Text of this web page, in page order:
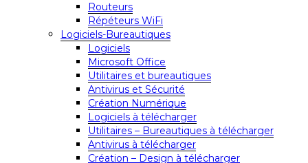
Routeurs
Répéteurs WiFi
Logiciels-Bureautiques
Logiciels
Microsoft Office
Utilitaires et bureautiques
Antivirus et Sécurité
Création Numérique
Logiciels à télécharger
Utilitaires – Bureautiques à télécharger
Antivirus à télécharger
Création – Design à télécharger